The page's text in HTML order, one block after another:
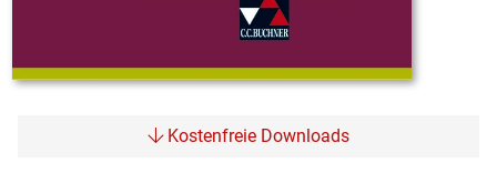
Kostenfreie Downloads